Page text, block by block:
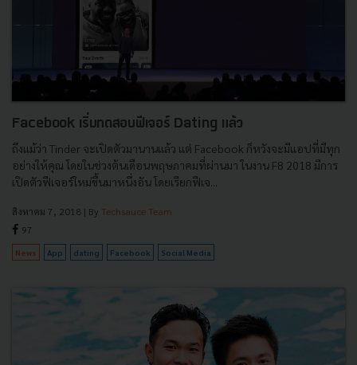
Facebook เริ่มทดสอบฟีเจอร์ Dating แล้ว
ถึงแม้ว่า Tinder จะเปิดตัวมานานแล้ว แต่ Facebook ก็หวังจะมีแอปที่มีทุก
อย่างให้คุณ โดยในช่วงต้นเดือนพฤษภาคมที่ผ่านมา ในงาน F8 2018 มีการ
เปิดตัวฟีเจอร์ใหม่ขึ้นมาหนึ่งอัน โดยเรียกฟีเจ...
สิงหาคม 7, 2018 | By Techsauce Team
97
News App dating Facebook Social Media